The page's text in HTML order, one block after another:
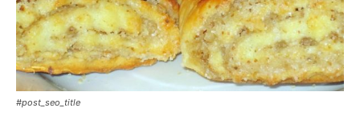
#post_seo_title